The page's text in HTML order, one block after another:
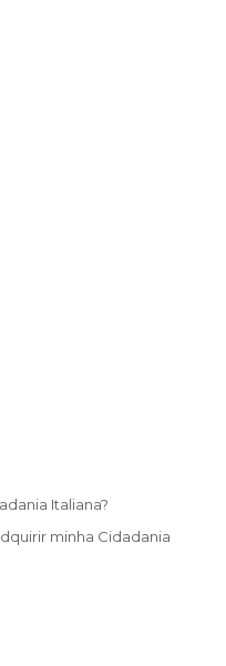
Italiana?
minha Cidadania